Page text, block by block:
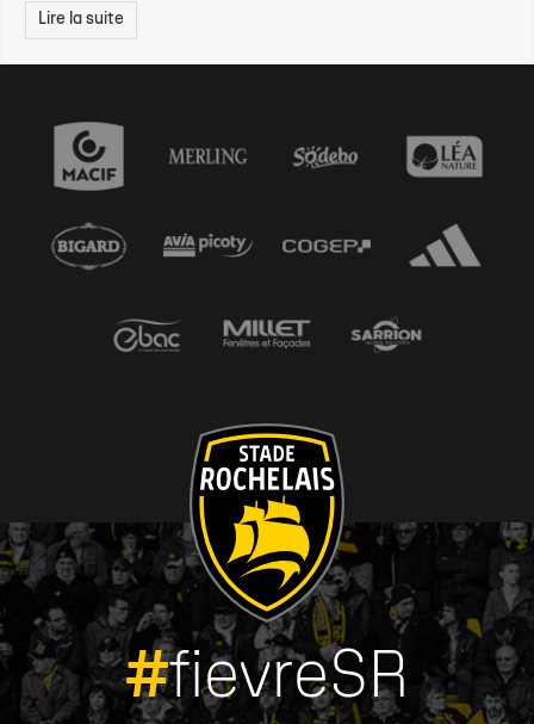
Lire la suite
#fievreSR